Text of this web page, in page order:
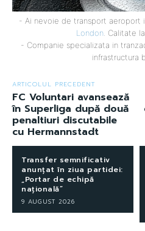
- Ai nevoie de transport aeroport
London . Calitate
- Companie specializata in
infrastructura
ARTICOLUL PRECEDENT
FC Voluntari avansează
în Superliga după două
penaltiuri discutabile
cu Hermannstadt
Transfer semnificativ
anunțat în ziua partidei:
„Portar de echipă
națională”
9 AUGUST 2026